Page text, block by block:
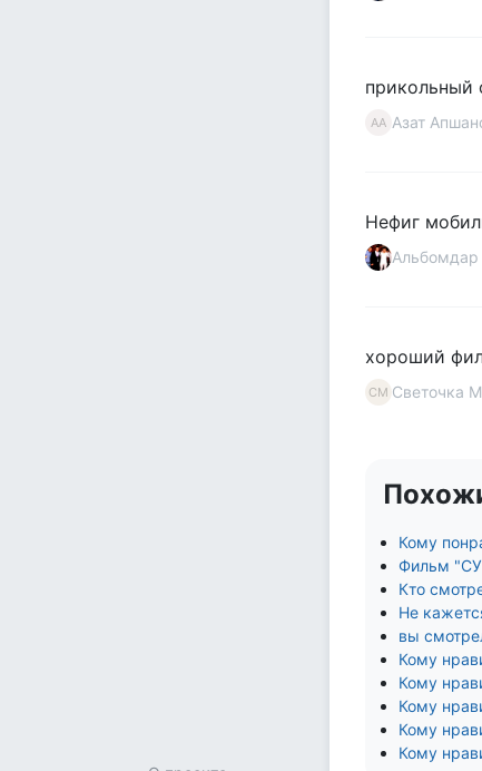
прикольный
АА Азат
Нефиг
хороший
СМ Светочка
Кому
Фильм
Кто
Не
вы
Кому
Кому
Кому
Кому
Кому